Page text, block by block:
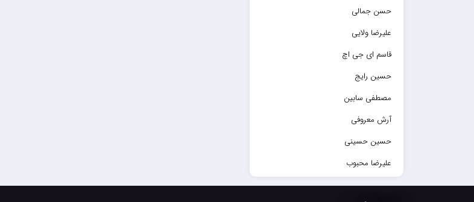
حسن جمالی
علیرضا ولایی
قاسم ای جی اچ
حسین رایج
مصطفی سابین
آرش معروفی
حسین حسینی
علیرضا محبوب
حسین حصارکی